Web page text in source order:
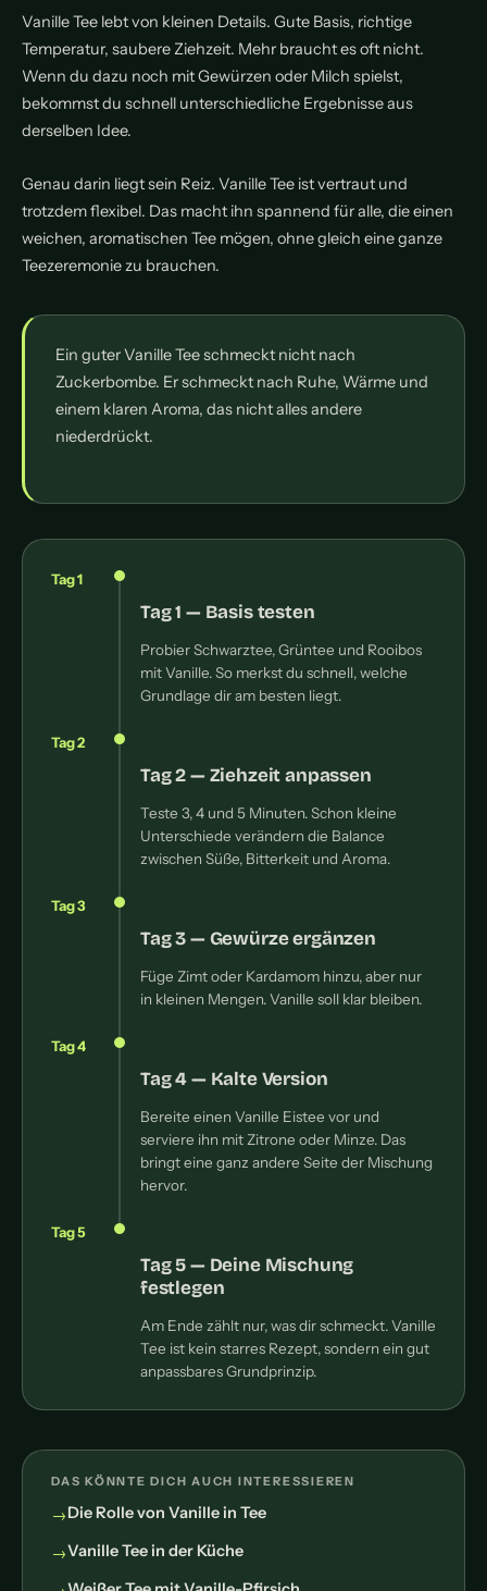
Vanille Tee lebt von kleinen Details. Gute Basis, richtige
Temperatur, saubere Ziehzeit. Mehr braucht es oft nicht.
Wenn du dazu noch mit Gewürzen oder Milch spielst,
bekommst du schnell unterschiedliche Ergebnisse aus
derselben Idee.
Genau darin liegt sein Reiz. Vanille Tee ist vertraut und
trotzdem flexibel. Das macht ihn spannend für alle, die einen
weichen, aromatischen Tee mögen, ohne gleich eine ganze
Teezeremonie zu brauchen.
Ein guter Vanille Tee schmeckt nicht nach
Zuckerbombe. Er schmeckt nach Ruhe, Wärme und
einem klaren Aroma, das nicht alles andere
niederdrückt.
Tag 1
Tag 1 — Basis testen
Probier Schwarztee, Grüntee und Rooibos
mit Vanille. So merkst du schnell, welche
Grundlage dir am besten liegt.
Tag 2
Tag 2 — Ziehzeit anpassen
Teste 3, 4 und 5 Minuten. Schon kleine
Unterschiede verändern die Balance
zwischen Süße, Bitterkeit und Aroma.
Tag 3
Tag 3 — Gewürze ergänzen
Füge Zimt oder Kardamom hinzu, aber nur
in kleinen Mengen. Vanille soll klar bleiben.
Tag 4
Tag 4 — Kalte Version
Bereite einen Vanille Eistee vor und
serviere ihn mit Zitrone oder Minze. Das
bringt eine ganz andere Seite der Mischung
hervor.
Tag 5
Tag 5 — Deine Mischung
festlegen
Am Ende zählt nur, was dir schmeckt. Vanille
Tee ist kein starres Rezept, sondern ein gut
anpassbares Grundprinzip.
DAS KÖNNTE DICH AUCH INTERESSIEREN
Die Rolle von Vanille in Tee
Vanille Tee in der Küche